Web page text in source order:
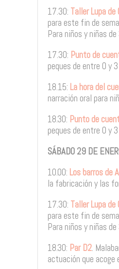
17.30: Taller Lupa de
para este fin de
Para niños y niñas
17.30: Punto de
peques de entre 0 y
18.15: La hora del
narración oral para
18.30: Punto de
peques de entre 0 y
SÁBADO 29 DE
10.00: Los barros de
la fabricación y las
17.30: Taller Lupa de
para este fin de
Para niños y niñas
18.30: Par D2.
actuación que